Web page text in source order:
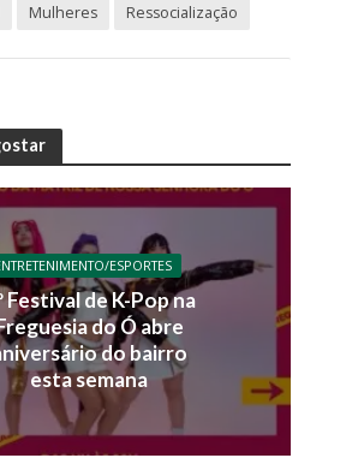
Mulheres Ressocialização
ESPORTES
Festival de K-Pop na
do Ó abre
do bairro
esta semana